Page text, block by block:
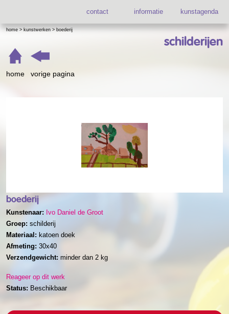
contact informatie kunstagenda
home > kunstwerken > boederij
schilderijen
home vorige pagina
boederij
Kunstenaar: Ivo Daniel de Groot
Groep: schilderij
Materiaal: katoen doek
Afmeting: 30x40
Verzendgewicht: minder dan 2 kg
Reageer op dit werk
Status: Beschikbaar